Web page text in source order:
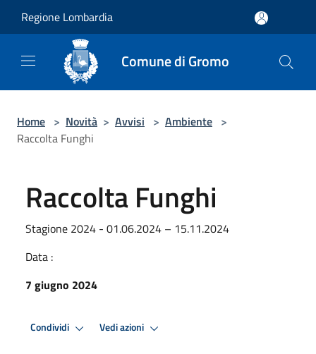
Regione Lombardia
Comune di Gromo
Home > Novità > Avvisi > Ambiente >
Raccolta Funghi
Raccolta Funghi
Stagione 2024 - 01.06.2024 – 15.11.2024
Data :
7 giugno 2024
Condividi Vedi azioni